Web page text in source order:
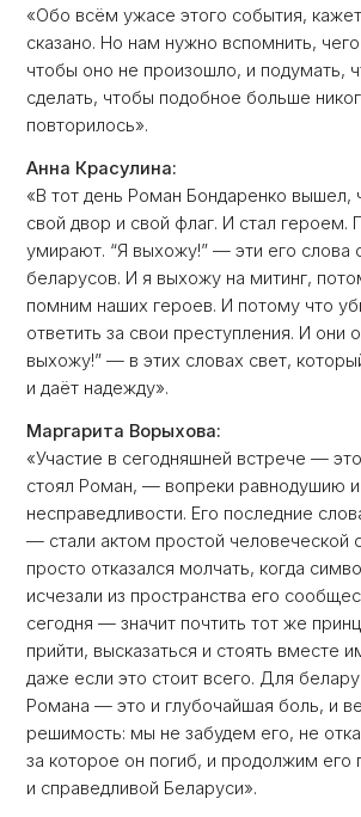
«Обо всём ужасе этого события,
сказано. Но нам нужно вспомнить,
чтобы оно не произошло, и подумать,
сделать, чтобы подобное больше
повторилось».
Анна Красулина:
«В тот день Роман Бондаренко вышел,
свой двор и свой флаг. И стал героем.
умирают. “Я выхожу!” — эти его слова
беларусов. И я выхожу на митинг,
помним наших героев. И потому что
ответить за свои преступления. И они
выхожу!” — в этих словах свет,
и даёт надежду».
Маргарита Ворыхова:
«Участие в сегодняшней встрече —
стоял Роман, — вопреки равнодушию и
несправедливости. Его последние
— стали актом простой человеческой
просто отказался молчать, когда
исчезали из пространства его
сегодня — значит почтить тот же
прийти, высказаться и стоять вместе
даже если это стоит всего. Для
Романа — это и глубочайшая боль, и
решимость: мы не забудем его, не
за которое он погиб, и продолжим его
и справедливой Беларуси».